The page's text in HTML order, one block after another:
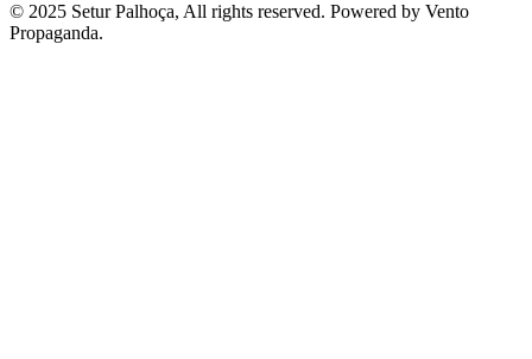
© 2025 Setur Palhoça, All rights reserved. Powered by Vento
Propaganda.